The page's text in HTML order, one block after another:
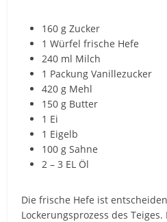
160 g Zucker
1 Würfel frische Hefe
240 ml Milch
1 Packung Vanillezucker
420 g Mehl
150 g Butter
1 Ei
1 Eigelb
100 g Sahne
2 – 3 EL Öl
Die frische Hefe ist
Lockerungsprozess des